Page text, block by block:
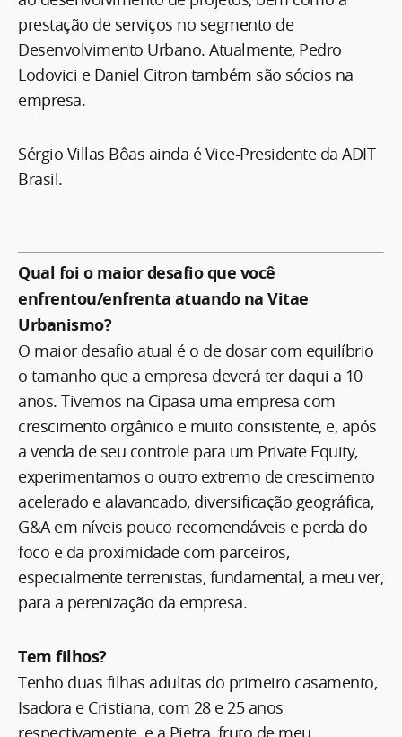
prestação de serviços no segmento de
Desenvolvimento Urbano. Atualmente, Pedro
Lodovici e Daniel Citron também são sócios na
empresa.
Sérgio Villas Bôas ainda é Vice-Presidente da ADIT
Brasil.
Qual foi o maior desafio que você
enfrentou/enfrenta atuando na Vitae
Urbanismo?
O maior desafio atual é o de dosar com equilíbrio
o tamanho que a empresa deverá ter daqui a 10
anos. Tivemos na Cipasa uma empresa com
crescimento orgânico e muito consistente, e, após
a venda de seu controle para um Private Equity,
experimentamos o outro extremo de crescimento
acelerado e alavancado, diversificação geográfica,
G&A em níveis pouco recomendáveis e perda do
foco e da proximidade com parceiros,
especialmente terrenistas, fundamental, a meu ver,
para a perenização da empresa.
Tem filhos?
Tenho duas filhas adultas do primeiro casamento,
Isadora e Cristiana, com 28 e 25 anos
respectivamente, e a Pietra, fruto de meu